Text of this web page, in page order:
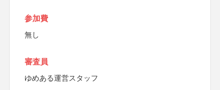
参加費
無し
審査員
ゆめある運営スタッフ